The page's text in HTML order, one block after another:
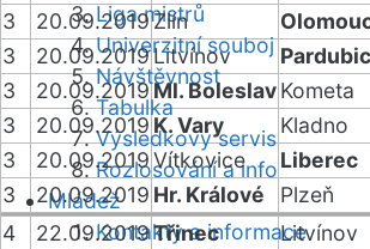
Liga mistrů
Univerzitní souboj
Návštěvnost
Tabulka
Výsledkový servis
Rozlosování a info
Mládež
Kontakty a informace
3
20.09.2019Zlín
3
20.09.2019Litvínov
3
20.09.2019Ml. BoleslavKometa
3
20.09.2019 K. Vary Kladno
3
20.09.2019Vítkovice Liberec
3
20.09.2019 Hr. Králové Plzeň
4
22.09.2019Třinec Litvínov